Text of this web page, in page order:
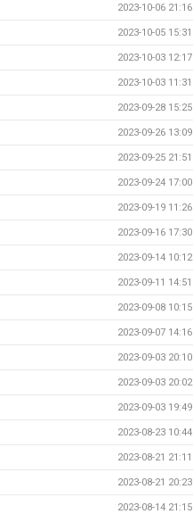
2023-10-06 21:16
2023-10-05 15:31
2023-10-03 12:17
2023-10-03 11:31
2023-09-28 15:25
2023-09-26 13:09
2023-09-25 21:51
2023-09-24 17:00
2023-09-19 11:26
2023-09-16 17:30
2023-09-14 10:12
2023-09-11 14:51
2023-09-08 10:15
2023-09-07 14:16
2023-09-03 20:10
2023-09-03 20:02
2023-09-03 19:49
2023-08-23 10:44
2023-08-21 21:11
2023-08-21 20:23
2023-08-14 21:15